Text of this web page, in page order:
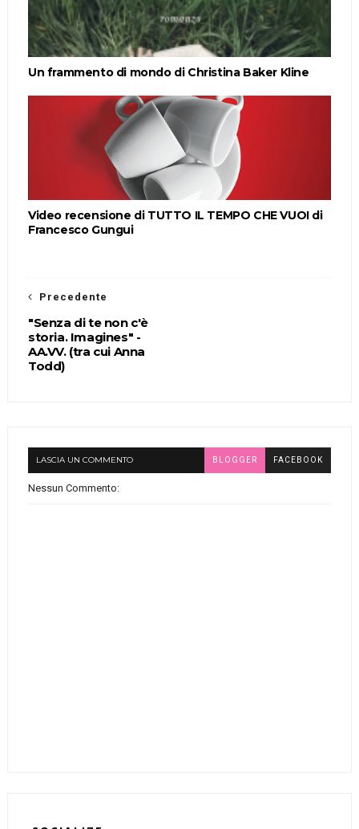
Un frammento di mondo di Christina Baker Kline
Video recensione di TUTTO IL TEMPO CHE VUOI di
Francesco Gungui
Precedente
"Senza di te non c'è
storia. Imagines" -
AA.VV. (tra cui Anna
Todd)
LASCIA UN COMMENTO BLOGGER FACEBOOK
Nessun Commento: